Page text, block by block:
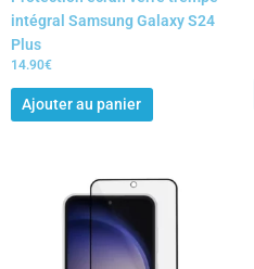
intégral Samsung Galaxy S24
Plus
14.90€
Ajouter au panier